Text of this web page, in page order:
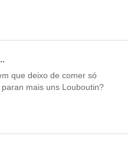
que deixo de comer só
mais uns Louboutin?